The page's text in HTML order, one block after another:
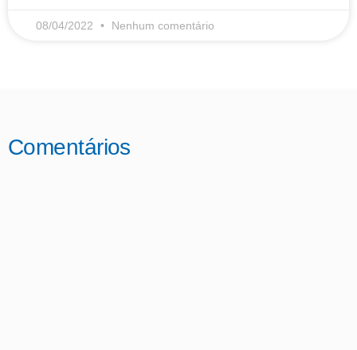
08/04/2022 Nenhum comentário
Comentários